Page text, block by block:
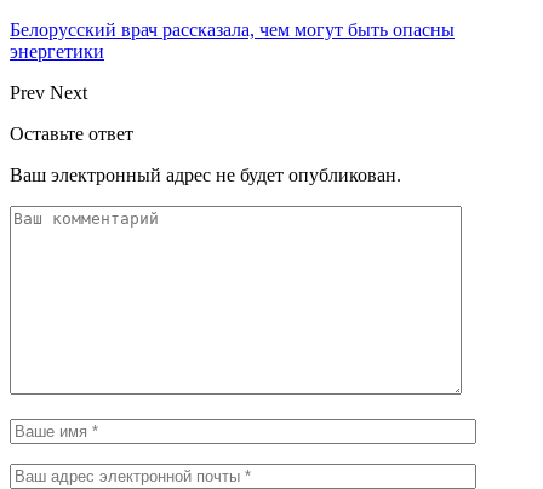
Белорусский врач рассказала, чем могут быть опасны
энергетики
Prev Next
Оставьте ответ
Ваш электронный адрес не будет опубликован.